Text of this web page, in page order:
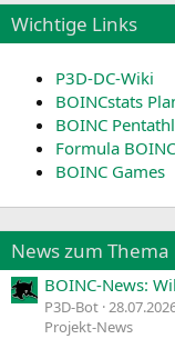
Wichtige Links
P3D-DC-Wiki
BOINCstats
BOINC
Formula BOINC
BOINC Games
News zum Thema
BOINC-News:
P3D-Bot
Projekt-News